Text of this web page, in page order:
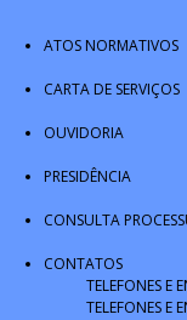
ATOS NORMATIVOS
CARTA DE SERVIÇOS
OUVIDORIA
PRESIDÊNCIA
CONSULTA
CONTATOS
TELEFONES E
TELEFONES E